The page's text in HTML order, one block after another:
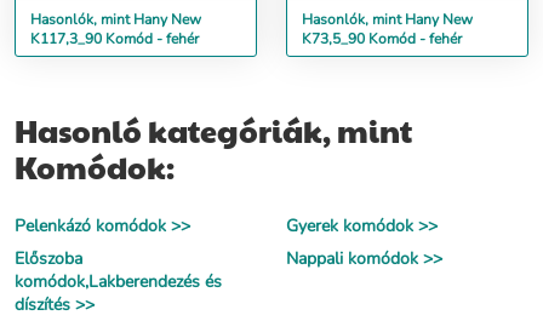
Hasonlók, mint Hany New
K117,3_90 Komód - fehér
Hasonlók, mint Hany New
K73,5_90 Komód - fehér
Hasonló kategóriák, mint
Komódok:
Pelenkázó komódok >>
Gyerek komódok >>
Előszoba
komódok,Lakberendezés és
díszítés >>
Nappali komódok >>